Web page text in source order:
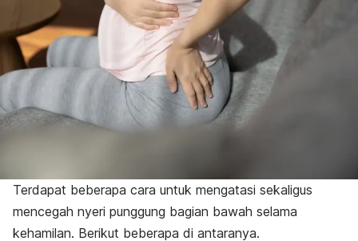
Terdapat beberapa cara untuk mengatasi sekaligus
mencegah nyeri punggung bagian bawah selama
kehamilan. Berikut beberapa di antaranya.